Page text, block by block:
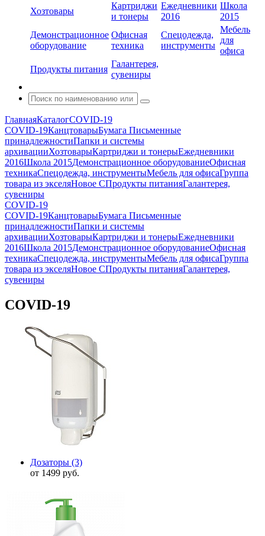
Хозтовары
Картриджи
и тонеры
Ежедневники
2016
Школа
2015
Демонстрационное
оборудование
Офисная
техника
Спецодежда,
инструменты
Мебель
для
офиса
Продукты питания
Галантерея,
сувениры
ГлавнаяКаталогCOVID-19
COVID-19КанцтоварыБумага Письменные
принадлежностиПапки и системы
архивацииХозтоварыКартриджи и тонерыЕжедневники
2016Школа 2015Демонстрационное оборудованиеОфисная
техникаСпецодежда, инструментыМебель для офисаГруппа
товара из экселяНовое СПродукты питанияГалантерея,
сувениры
COVID-19
COVID-19КанцтоварыБумага Письменные
принадлежностиПапки и системы
архивацииХозтоварыКартриджи и тонерыЕжедневники
2016Школа 2015Демонстрационное оборудованиеОфисная
техникаСпецодежда, инструментыМебель для офисаГруппа
товара из экселяНовое СПродукты питанияГалантерея,
сувениры
COVID-19
Дозаторы (3)
от 1499 руб.